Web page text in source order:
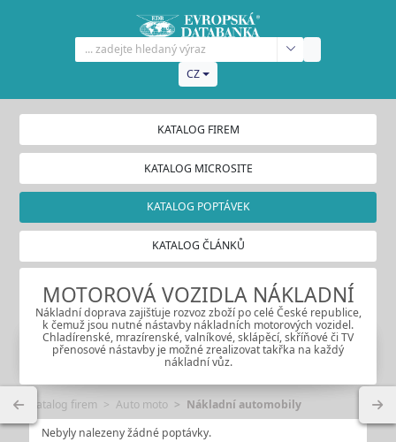
CZ
KATALOG FIREM
KATALOG MICROSITE
KATALOG POPTÁVEK
KATALOG ČLÁNKŮ
MOTOROVÁ VOZIDLA NÁKLADNÍ
Nákladní doprava zajišťuje rozvoz zboží po celé České republice,
k čemuž jsou nutné nástavby nákladních motorových vozidel.
Chladírenské, mrazírenské, valníkové, sklápěcí, skříňové či TV
přenosové nástavby je možné zrealizovat takřka na každý
nákladní vůz.
Katalog firem Auto moto
Nákladní automobily
Nebyly nalezeny žádné poptávky.